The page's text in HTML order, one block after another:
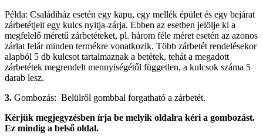
Példa: Családiház esetén egy kapu, egy mellék épület és egy bejárat
zárbetétjeit egy kulcs nyitja-zárja. Ebben az esetben jelölje ki a
megfelelő méretű zárbetéteket, pl. három féle méret esetén az azonos
zárlat felár minden termékre vonatkozik. Több zárbetét rendelésekor
alapból 5 db kulcsot tartalmaznak a betétek, tehát a megadott
zárbetétek megrendelt mennyiségétől független, a kulcsok száma 5
darab lesz.
3. Gombozás: Belülről gombbal forgatható a zárbetét.
Kérjük megjegyzésben írja be melyik oldalra kéri a gombozást.
Ez mindig a belső oldal.